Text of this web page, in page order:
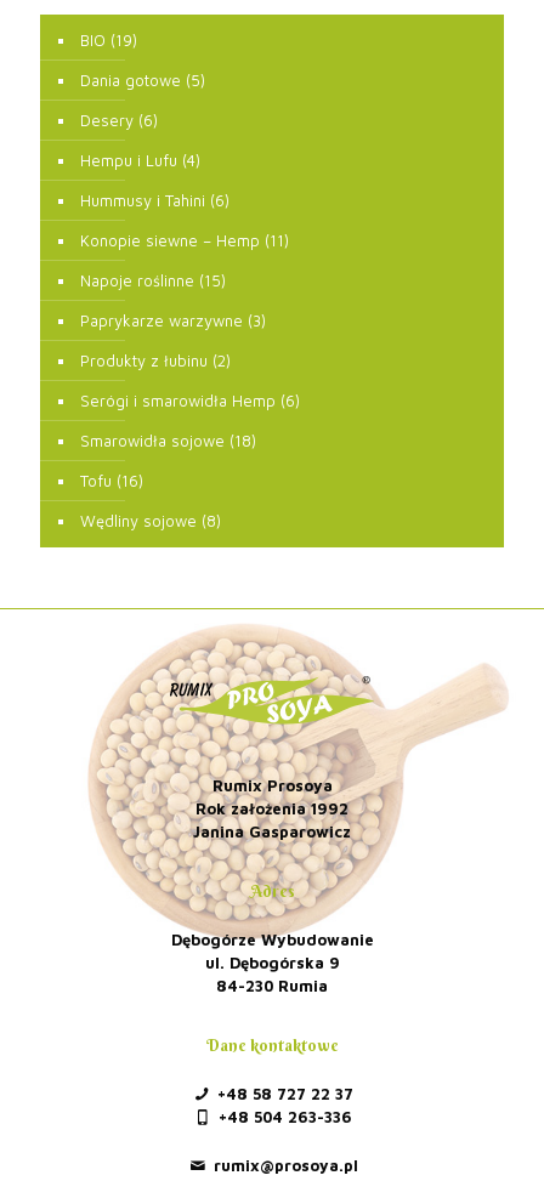
BIO (19)
Dania gotowe (5)
Desery (6)
Hempu i Lufu (4)
Hummusy i Tahini (6)
Konopie siewne – Hemp (11)
Napoje roślinne (15)
Paprykarze warzywne (3)
Produkty z łubinu (2)
Serógi i smarowidła Hemp (6)
Smarowidła sojowe (18)
Tofu (16)
Wędliny sojowe (8)
Rumix Prosoya
Rok założenia 1992
Janina Gasparowicz
Adres
Dębogórze Wybudowanie
ul. Dębogórska 9
84-230 Rumia
Dane kontaktowe
+48 58 727 22 37
+48 504 263-336
rumix@prosoya.pl